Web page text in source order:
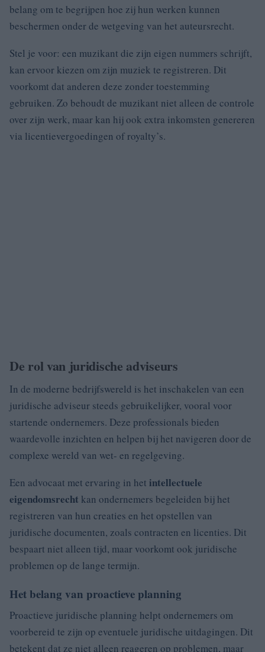
belang om te begrijpen hoe zij hun werken kunnen
beschermen onder de wetgeving van het auteursrecht.
Stel je voor: een muzikant die zijn eigen nummers schrijft,
kan ervoor kiezen om zijn muziek te registreren. Dit
voorkomt dat anderen deze zonder toestemming
gebruiken. Zo behoudt de muzikant niet alleen de controle
over zijn werk, maar kan hij ook extra inkomsten genereren
via licentievergoedingen of royalty’s.
De rol van juridische adviseurs
In de moderne bedrijfswereld is het inschakelen van een
juridische adviseur steeds gebruikelijker, vooral voor
startende ondernemers. Deze professionals bieden
waardevolle inzichten en helpen bij het navigeren door de
complexe wereld van wet- en regelgeving.
Een advocaat met ervaring in het intellectuele
eigendomsrecht kan ondernemers begeleiden bij het
registreren van hun creaties en het opstellen van
juridische documenten, zoals contracten en licenties. Dit
bespaart niet alleen tijd, maar voorkomt ook juridische
problemen op de lange termijn.
Het belang van proactieve planning
Proactieve juridische planning helpt ondernemers om
voorbereid te zijn op eventuele juridische uitdagingen. Dit
betekent dat ze niet alleen reageren op problemen, maar